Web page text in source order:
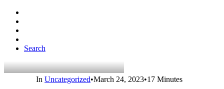
Search
In Uncategorized•March 24, 2023•17 Minutes